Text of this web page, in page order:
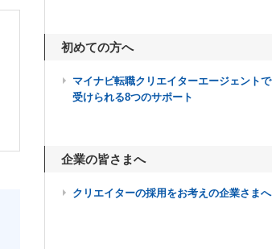
初めての方へ
マイナビ転職クリエイターエージェントで
受けられる8つのサポート
企業の皆さまへ
クリエイターの採用をお考えの企業さまへ